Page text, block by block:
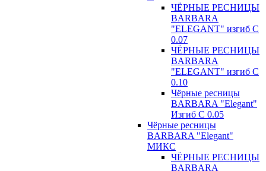
ЧЁРНЫЕ РЕСНИЦЫ
BARBARA
"ELEGANT" изгиб С
0.07
ЧЁРНЫЕ РЕСНИЦЫ
BARBARA
"ELEGANT" изгиб С
0.10
Чёрные ресницы
BARBARA "Elegant"
Изгиб С 0.05
Чёрные ресницы
BARBARA "Elegant"
МИКС
ЧЁРНЫЕ РЕСНИЦЫ
BARBARA